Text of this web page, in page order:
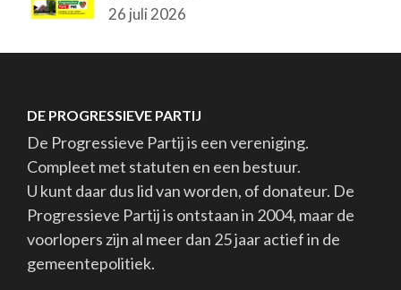
26 juli 2026
DE PROGRESSIEVE PARTIJ
De Progressieve Partij is een vereniging.
Compleet met statuten en een bestuur.
U kunt daar dus lid van worden, of donateur. De
Progressieve Partij is ontstaan in 2004, maar de
voorlopers zijn al meer dan 25 jaar actief in de
gemeentepolitiek.